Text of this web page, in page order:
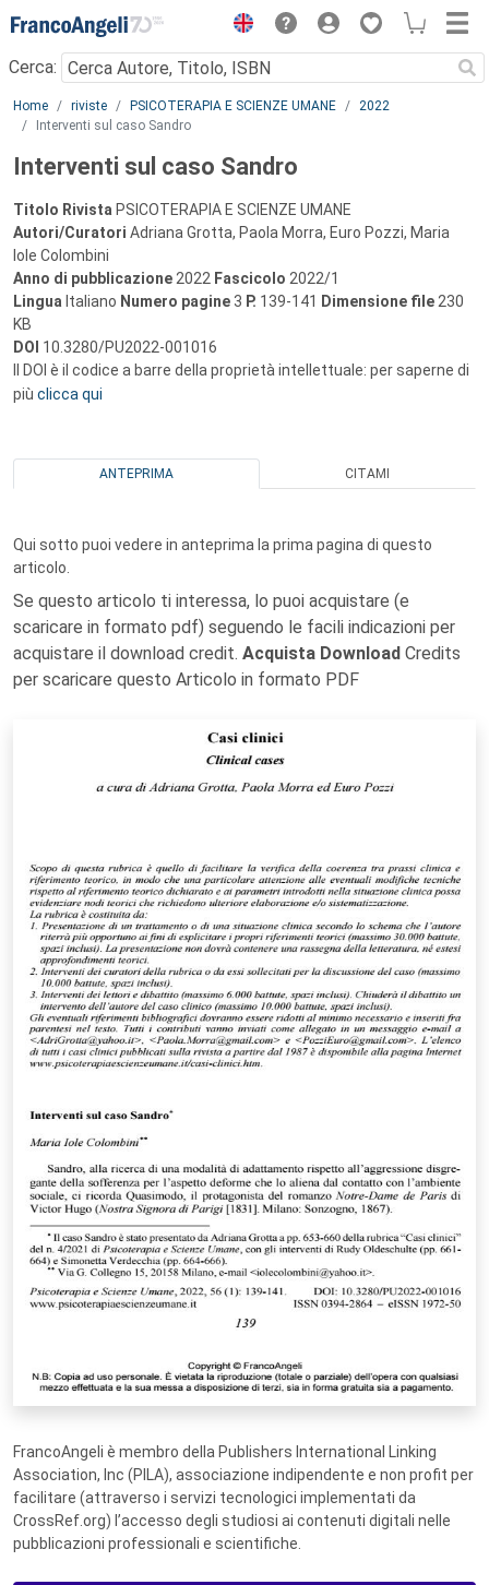
Menu
Cerca:
Main content
Home riviste PSICOTERAPIA E SCIENZE UMANE
2022
Interventi sul caso Sandro
Interventi sul caso Sandro
Titolo Rivista PSICOTERAPIA E SCIENZE UMANE
Autori/Curatori Adriana Grotta, Paola Morra, Euro Pozzi, Maria
Iole Colombini
Anno di pubblicazione 2022 Fascicolo 2022/1
Lingua Italiano Numero pagine 3 P. 139-141 Dimensione file 230
KB
DOI 10.3280/PU2022-001016
Il DOI è il codice a barre della proprietà intellettuale: per saperne di
più clicca qui
ANTEPRIMA CITAMI
Qui sotto puoi vedere in anteprima la prima pagina di questo
articolo.
Se questo articolo ti interessa, lo puoi acquistare (e
scaricare in formato pdf) seguendo le facili indicazioni per
acquistare il download credit. Acquista Download Credits
per scaricare questo Articolo in formato PDF
FrancoAngeli è membro della Publishers International Linking
Association, Inc (PILA), associazione indipendente e non profit per
facilitare (attraverso i servizi tecnologici implementati da
CrossRef.org) l’accesso degli studiosi ai contenuti digitali nelle
pubblicazioni professionali e scientifiche.